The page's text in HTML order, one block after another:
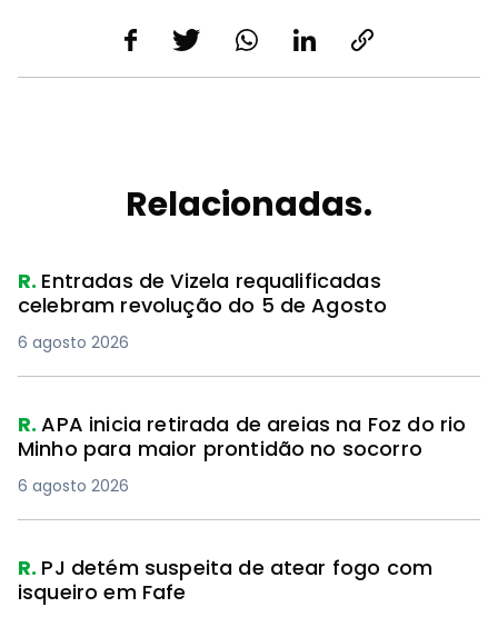
Relacionadas.
R. Entradas de Vizela requalificadas
celebram revolução do 5 de Agosto
6 agosto 2026
R.APA inicia retirada de areias na Foz do rio
Minho para maior prontidão no socorro
6 agosto 2026
R. PJ detém suspeita de atear fogo com
isqueiro em Fafe